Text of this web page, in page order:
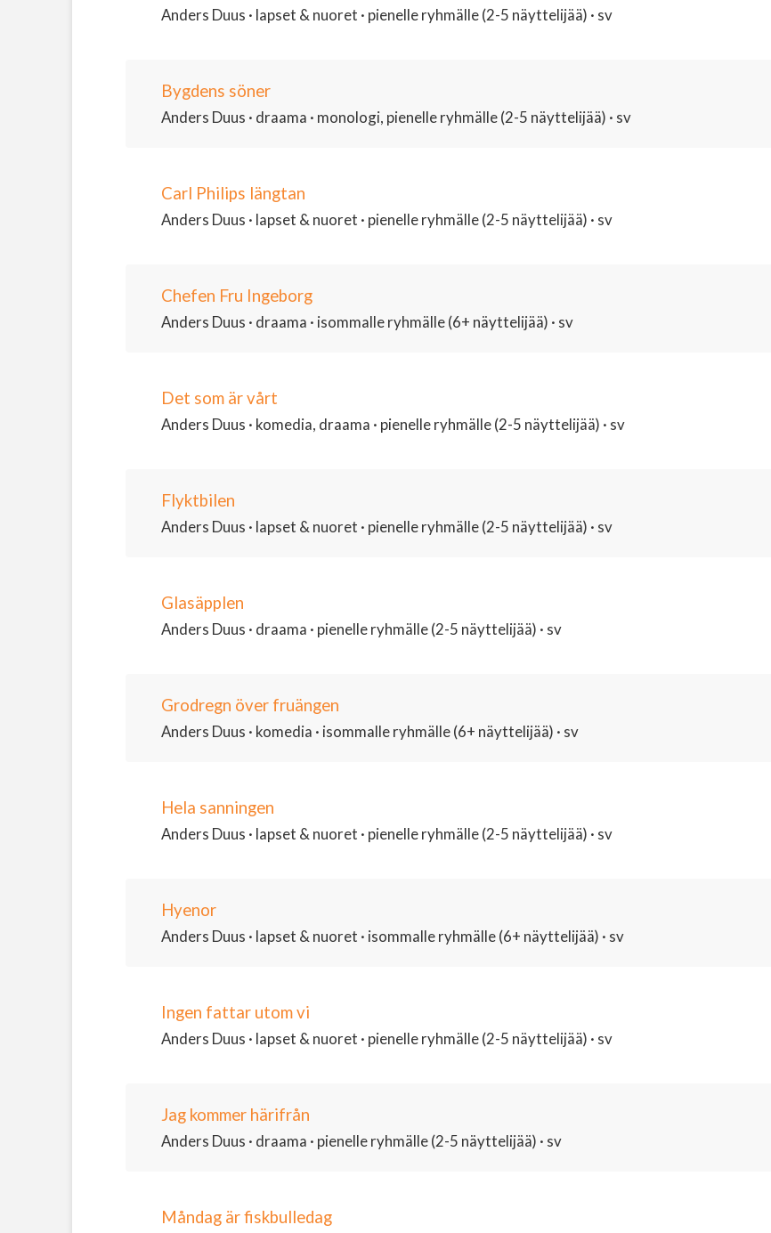
Anders Duus · lapset & nuoret · pienelle ryhmälle (2-5 näyttelijää) · sv
Bygdens söner
Anders Duus · draama · monologi, pienelle ryhmälle (2-5 näyttelijää) · sv
Carl Philips längtan
Anders Duus · lapset & nuoret · pienelle ryhmälle (2-5 näyttelijää) · sv
Chefen Fru Ingeborg
Anders Duus · draama · isommalle ryhmälle (6+ näyttelijää) · sv
Det som är vårt
Anders Duus · komedia, draama · pienelle ryhmälle (2-5 näyttelijää) · sv
Flyktbilen
Anders Duus · lapset & nuoret · pienelle ryhmälle (2-5 näyttelijää) · sv
Glasäpplen
Anders Duus · draama · pienelle ryhmälle (2-5 näyttelijää) · sv
Grodregn över fruängen
Anders Duus · komedia · isommalle ryhmälle (6+ näyttelijää) · sv
Hela sanningen
Anders Duus · lapset & nuoret · pienelle ryhmälle (2-5 näyttelijää) · sv
Hyenor
Anders Duus · lapset & nuoret · isommalle ryhmälle (6+ näyttelijää) · sv
Ingen fattar utom vi
Anders Duus · lapset & nuoret · pienelle ryhmälle (2-5 näyttelijää) · sv
Jag kommer härifrån
Anders Duus · draama · pienelle ryhmälle (2-5 näyttelijää) · sv
Måndag är fiskbulledag